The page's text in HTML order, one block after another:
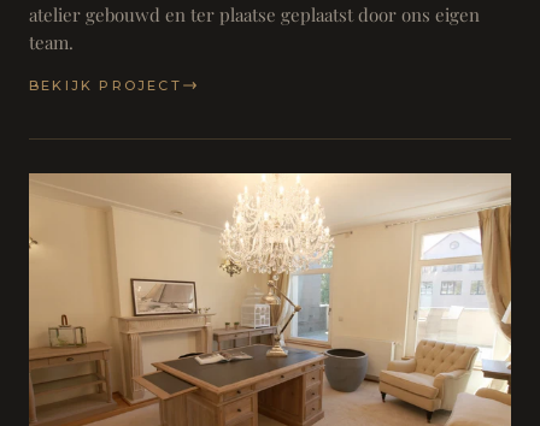
atelier gebouwd en ter plaatse geplaatst door ons eigen
team.
BEKIJK PROJECT